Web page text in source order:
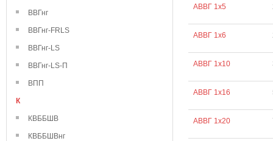
ВВГнг
ВВГнг-FRLS
ВВГнг-LS
ВВГнг-LS-П
ВПП
К
КВББШВ
КВББШВнг
АВВГ 1х5
АВВГ 1х6
АВВГ 1х10
АВВГ 1х16
АВВГ 1х20